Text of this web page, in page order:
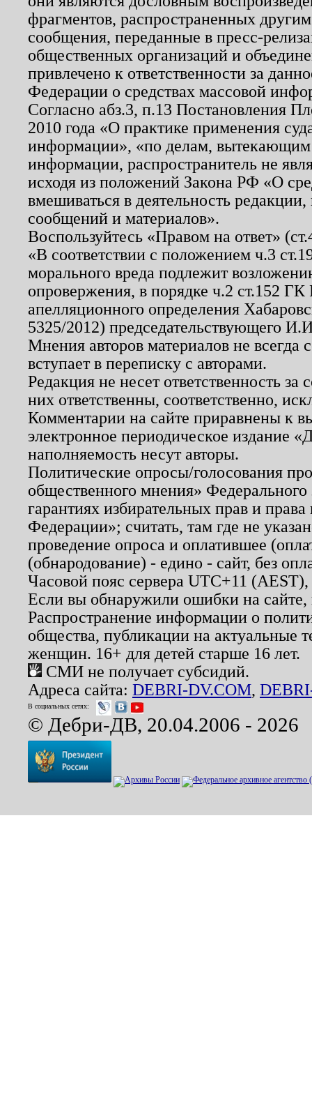
фрагментов, распространенных
сообщения, переданные в пресс-
общественных организаций и
привлечено к ответственности за
Федерации о средствах массовой
Согласно абз.3, п.13 Постановления
2010 года «О практике применения
информации», «по делам, вытекающим
информации, распространитель не
исходя из положений Закона РФ «О
вмешиваться в деятельность
сообщений и материалов».
Воспользуйтесь «Правом на ответ»
«В соответствии с положением ч.3
морального вреда подлежит
опровержения, в порядке ч.2 ст.152
апелляционного определения
5325/2012) председательствующего
Мнения авторов материалов не
вступает в переписку с авторами.
Редакция не несет ответственность
них ответственны, соответственно,
Комментарии на сайте приравнены к
электронное периодическое издание
наполняемость несут авторы.
Политические опросы/голосования
общественного мнения»
гарантиях избирательных прав и
Федерации»; считать, там где не
проведение опроса и оплатившее
(обнародование) - едино - сайт, без
Часовой пояс сервера UTC+11
Если вы обнаружили ошибки на
Распространение информации о
общества, публикации на актуальные
женщин. 16+ для детей старше 16 лет.
СМИ не получает субсидий.
Адреса сайта: DEBRI-DV.COM,
В социальных сетях:
© Дебри-ДВ, 20.04.2006 - 2026